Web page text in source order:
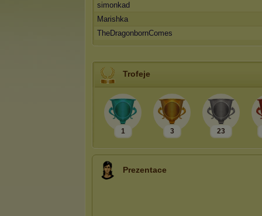
simonkad
Marishka
TheDragonbornComes
Trofeje
1 3 23
Prezentace